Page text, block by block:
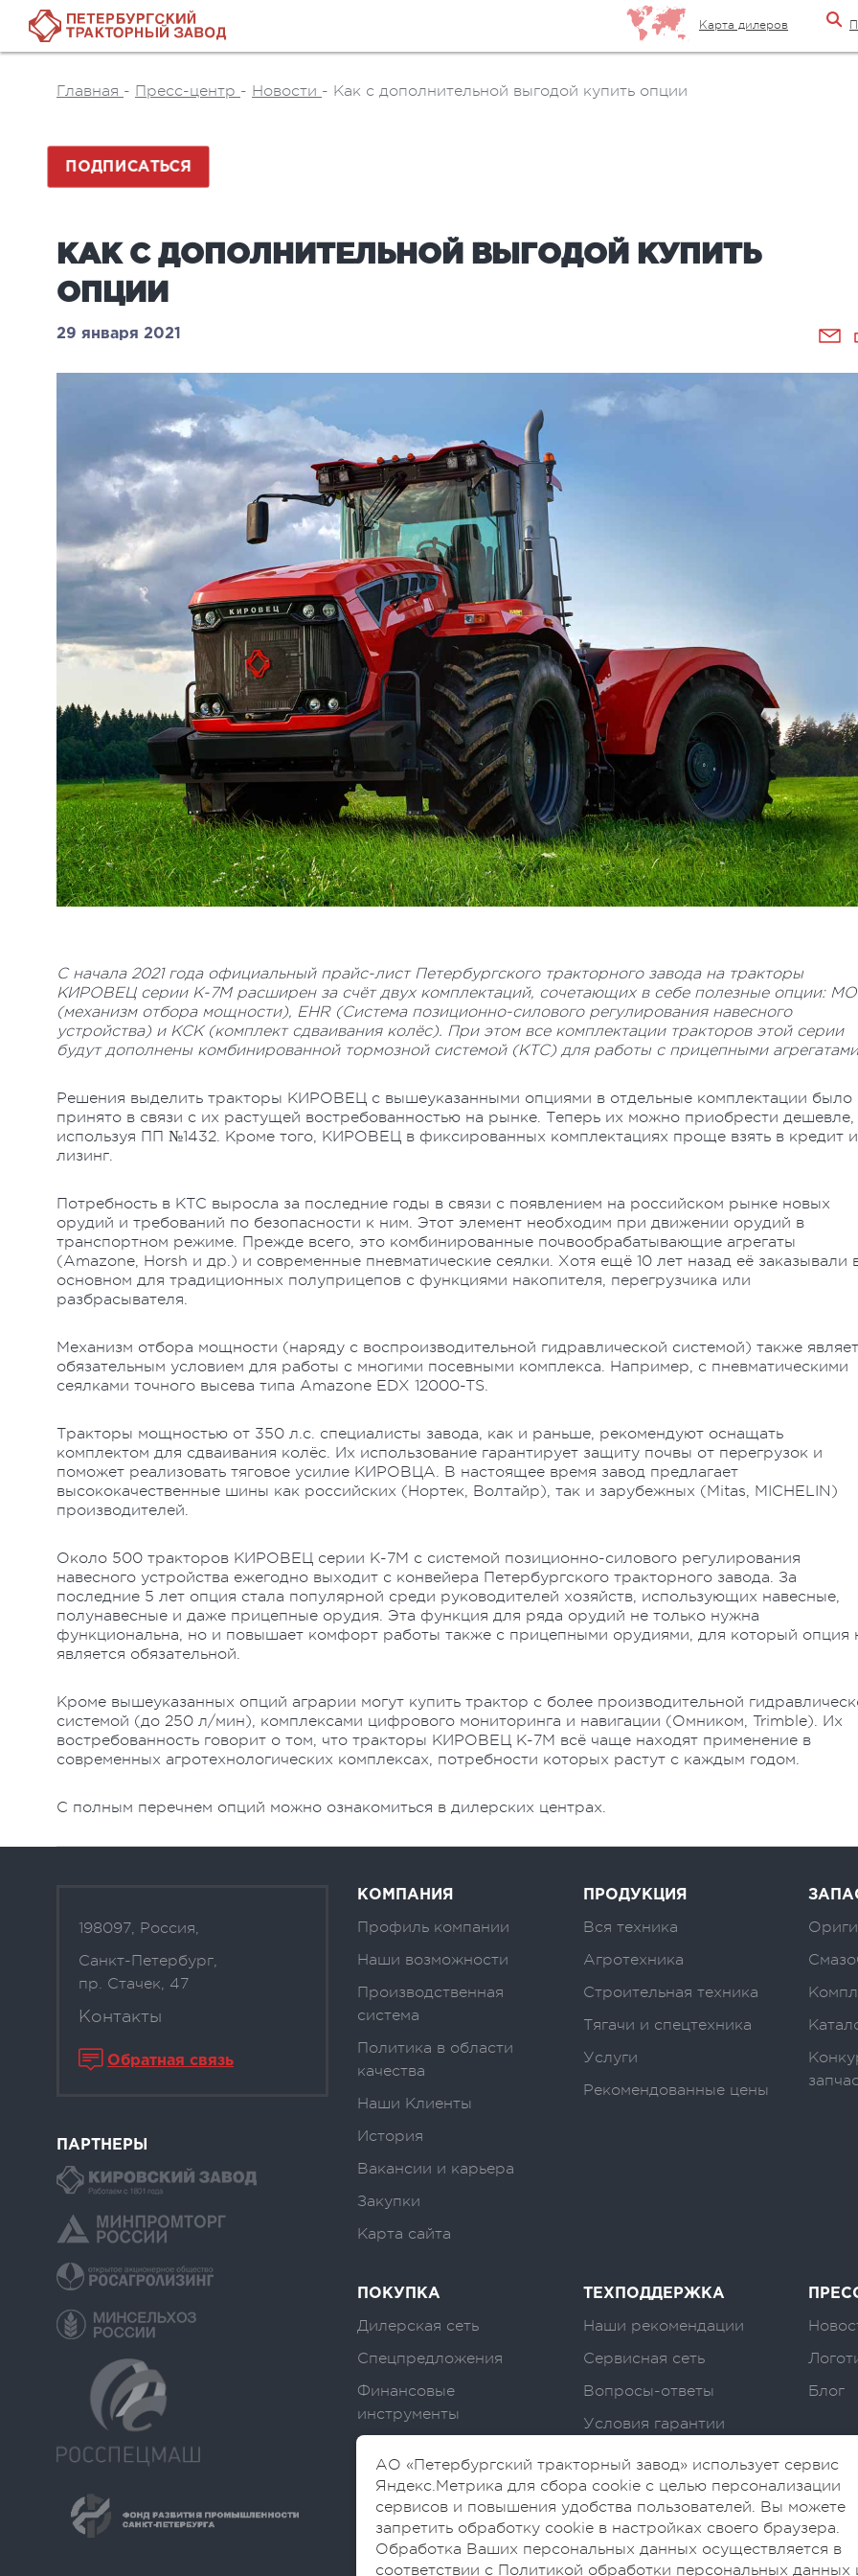
Карта дилеров
Главная - Пресс-центр - Новости - Как с дополнительной выгодой купить опции
ПОДПИСАТЬСЯ
КАК С ДОПОЛНИТЕЛЬНОЙ ВЫГОДОЙ КУПИТЬ
ОПЦИИ
29 января 2021
С начала 2021 года официальный прайс-лист Петербургского тракторного завода на тракторы
КИРОВЕЦ серии К-7М расширен за счёт двух комплектаций, сочетающих в себе полезные опции:
(механизм отбора мощности), EHR (Система позиционно-силового регулирования навесного
устройства) и КСК (комплект сдваивания колёс). При этом все комплектации тракторов этой серии
будут дополнены комбинированной тормозной системой (КТС) для работы с прицепными агрегатами
Решения выделить тракторы КИРОВЕЦ с вышеуказанными опциями в отдельные комплектации было
принято в связи с их растущей востребованностью на рынке. Теперь их можно приобрести дешевле,
используя ПП №1432. Кроме того, КИРОВЕЦ в фиксированных комплектациях проще взять в кредит и
лизинг.
Потребность в КТС выросла за последние годы в связи с появлением на российском рынке новых
орудий и требований по безопасности к ним. Этот элемент необходим при движении орудий в
транспортном режиме. Прежде всего, это комбинированные почвообрабатывающие агрегаты
(Amazone, Horsh и др.) и современные пневматические сеялки. Хотя ещё 10 лет назад её заказывали
основном для традиционных полуприцепов с функциями накопителя, перегрузчика или
разбрасывателя.
Механизм отбора мощности (наряду с воспроизводительной гидравлической системой) также
обязательным условием для работы с многими посевными комплекса. Например, с пневматическими
сеялками точного высева типа Amazone EDX 12000-TS.
Тракторы мощностью от 350 л.с. специалисты завода, как и раньше, рекомендуют оснащать
комплектом для сдваивания колёс. Их использование гарантирует защиту почвы от перегрузок и
поможет реализовать тяговое усилие КИРОВЦА. В настоящее время завод предлагает
высококачественные шины как российских (Нортек, Волтайр), так и зарубежных (Mitas, MICHELIN)
производителей.
Около 500 тракторов КИРОВЕЦ серии К-7М с системой позиционно-силового регулирования
навесного устройства ежегодно выходит с конвейера Петербургского тракторного завода. За
последние 5 лет опция стала популярной среди руководителей хозяйств, использующих навесные,
полунавесные и даже прицепные орудия. Эта функция для ряда орудий не только нужна
функциональна, но и повышает комфорт работы также с прицепными орудиями, для который опция
является обязательной.
Кроме вышеуказанных опций аграрии могут купить трактор с более производительной
системой (до 250 л/мин), комплексами цифрового мониторинга и навигации (Омником, Trimble). Их
востребованность говорит о том, что тракторы КИРОВЕЦ К-7М всё чаще находят применение в
современных агротехнологических комплексах, потребности которых растут с каждым годом.
С полным перечнем опций можно ознакомиться в дилерских центрах.
198097, Россия,
Санкт-Петербург,
пр. Стачек, 47
Контакты
Обратная связь
ПАРТНЕРЫ
КОМПАНИЯ
Профиль компании
Наши возможности
Производственная
система
Политика в области
качества
Наши Клиенты
История
Вакансии и карьера
Закупки
Карта сайта
ПРОДУКЦИЯ
Вся техника
Агротехника
Строительная техника
Тягачи и спецтехника
Услуги
Рекомендованные цены
ПОКУПКА
Дилерская сеть
Спецпредложения
Финансовые
инструменты
ТЕХПОДДЕРЖКА
Наши рекомендации
Сервисная сеть
Вопросы-ответы
Условия гарантии
Блог
АО «Петербургский тракторный завод» использует сервис
Яндекс.Метрика для сбора cookie с целью персонализации
сервисов и повышения удобства пользователей. Вы можете
запретить обработку cookie в настройках своего браузера.
Обработка Ваших персональных данных осуществляется в
соответствии с Политикой обработки персональных данных